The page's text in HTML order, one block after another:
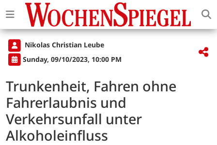
Nikolas Christian Leube
Sunday, 09/10/2023, 10:00 PM
Trunkenheit, Fahren ohne
Fahrerlaubnis und
Verkehrsunfall unter
Alkoholeinfluss